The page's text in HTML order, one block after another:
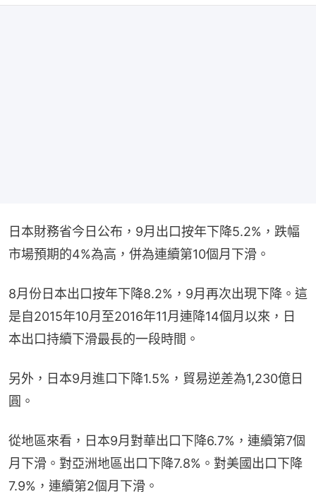
日本財務省今日公布，9月出口按年下降5.2%，跌幅
市場預期的4%為高，併為連續第10個月下滑。
8月份日本出口按年下降8.2%，9月再次出現下降。這
是自2015年10月至2016年11月連降14個月以來，日
本出口持續下滑最長的一段時間。
另外，日本9月進口下降1.5%，貿易逆差為1,230億日
圓。
從地區來看，日本9月對華出口下降6.7%，連續第7個
月下滑。對亞洲地區出口下降7.8%。對美國出口下降
7.9%，連續第2個月下滑。